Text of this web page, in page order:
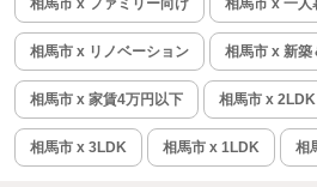
相馬市 x リノベーション 相馬市 x 新築
相馬市 x 家賃4万円以下 相馬市 x 2LDK
相馬市 x 3LDK 相馬市 x 1LDK 相